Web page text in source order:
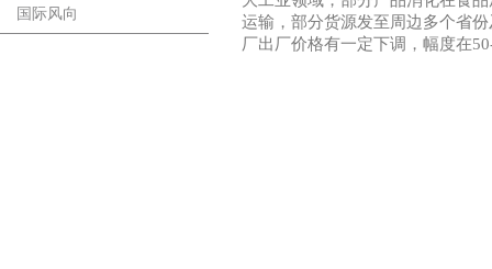
国际风向
运输，部分货源发至周边多个省
厂出厂价格有一定下调，幅度在